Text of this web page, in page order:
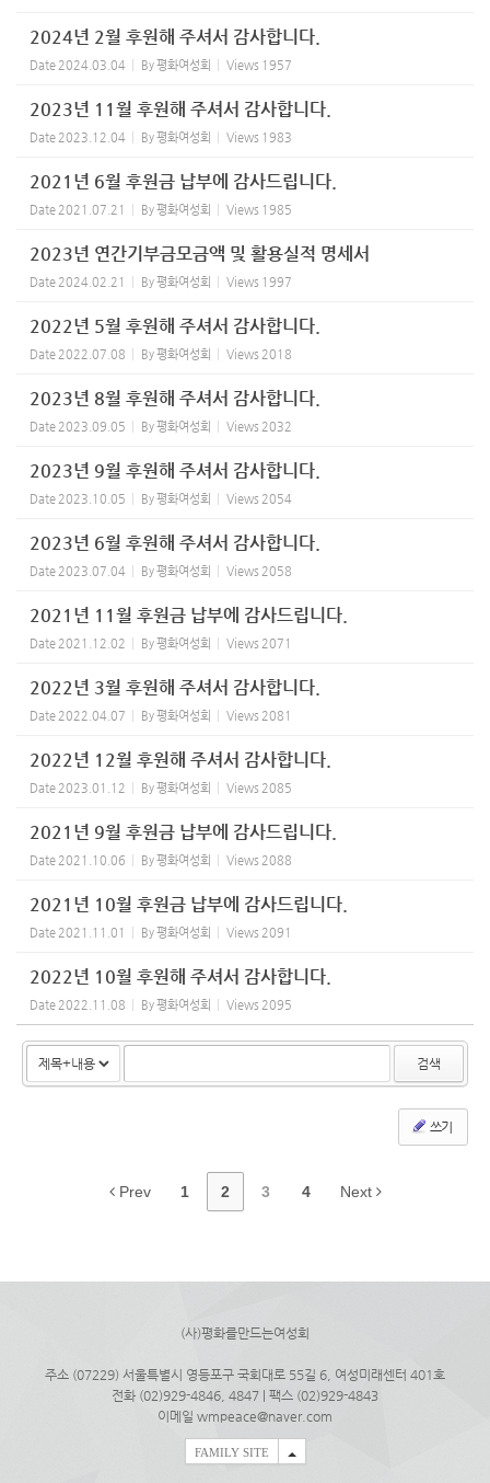
2024년 2월 후원해 주셔서 감사합니다.
Date 2024.03.04 By평화여성회 Views 1957
2023년 11월 후원해 주셔서 감사합니다.
Date 2023.12.04 By평화여성회 Views 1983
2021년 6월 후원금 납부에 감사드립니다.
Date 2021.07.21 By평화여성회 Views 1985
2023년 연간기부금모금액 및 활용실적 명세서
Date 2024.02.21 By평화여성회 Views 1997
2022년 5월 후원해 주셔서 감사합니다.
Date 2022.07.08 By평화여성회 Views 2018
2023년 8월 후원해 주셔서 감사합니다.
Date 2023.09.05 By평화여성회 Views 2032
2023년 9월 후원해 주셔서 감사합니다.
Date 2023.10.05 By평화여성회 Views 2054
2023년 6월 후원해 주셔서 감사합니다.
Date 2023.07.04 By평화여성회 Views 2058
2021년 11월 후원금 납부에 감사드립니다.
Date 2021.12.02 By평화여성회 Views 2071
2022년 3월 후원해 주셔서 감사합니다.
Date 2022.04.07 By평화여성회 Views 2081
2022년 12월 후원해 주셔서 감사합니다.
Date 2023.01.12 By평화여성회 Views 2085
2021년 9월 후원금 납부에 감사드립니다.
Date 2021.10.06 By평화여성회 Views 2088
2021년 10월 후원금 납부에 감사드립니다.
Date 2021.11.01 By평화여성회 Views 2091
2022년 10월 후원해 주셔서 감사합니다.
Date 2022.11.08 By평화여성회 Views 2095
검색
쓰기
Prev 1 2 3 4 Next
(사)평화를만드는여성회
주소 (07229) 서울특별시 영등포구 국회대로 55길 6, 여성미래센터 401호
전화 (02)929-4846, 4847 | 팩스 (02)929-4843
이메일 wmpeace@naver.com
FAMILY SITE